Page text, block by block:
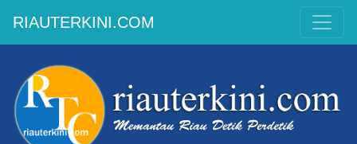
RIAUTERKINI.COM